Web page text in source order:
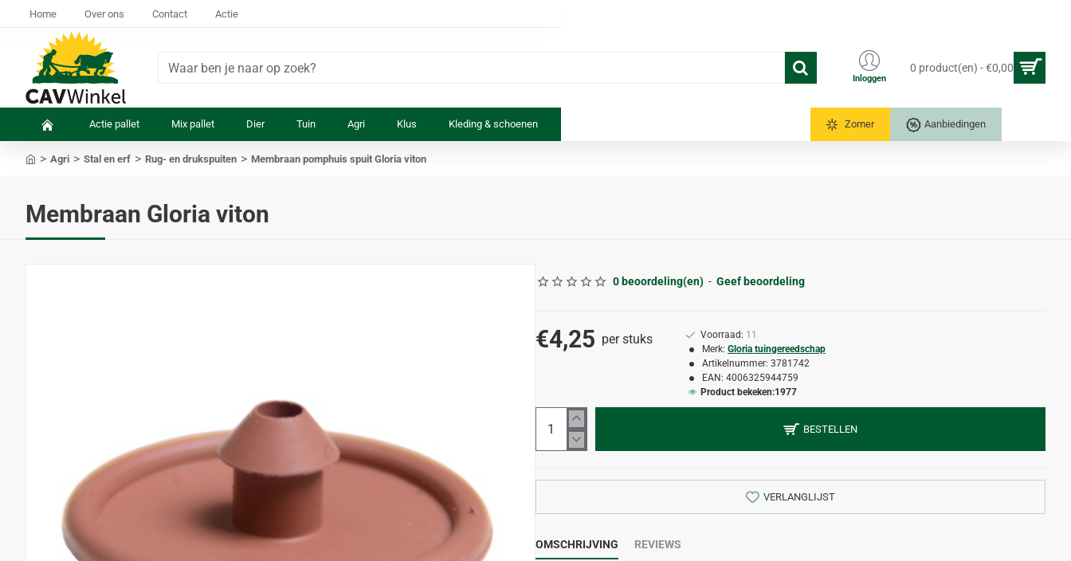
Home Over ons Contact Actie
Waar
Inloggen
0 product(en) - €0,00
Actie pallet Mix pallet Dier Tuin Agri Klus Kleding & schoenen Zomer Aanbiedingen
Membraan Gloria viton
Agri Stal en erf Rug- en drukspuiten Membraan pomphuis spuit Gloria viton
0 beoordeling(en) - Geef beoordeling
€4,25 per stuks Voorraad: 11
Merk: Gloria tuingereedschap
Artikelnummer: 3781742
EAN: 4006325944759
Product bekeken:1977
BESTELLEN
VERLANGLIJST
OMSCHRIJVING REVIEWS